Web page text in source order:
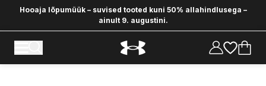
Hooaja lõpumüük – suvised tooted kuni 50% allahindlusega –
ainult 9. augustini.